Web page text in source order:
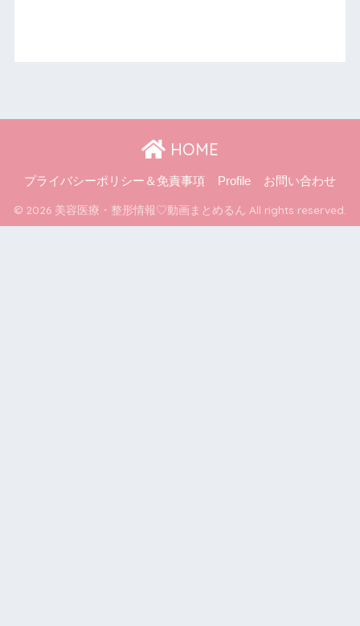
HOME
プライバシーポリシー＆免責事項 Profile お問い合わせ
© 2026 美容医療・整形情報♡動画まとめるん All rights reserved.